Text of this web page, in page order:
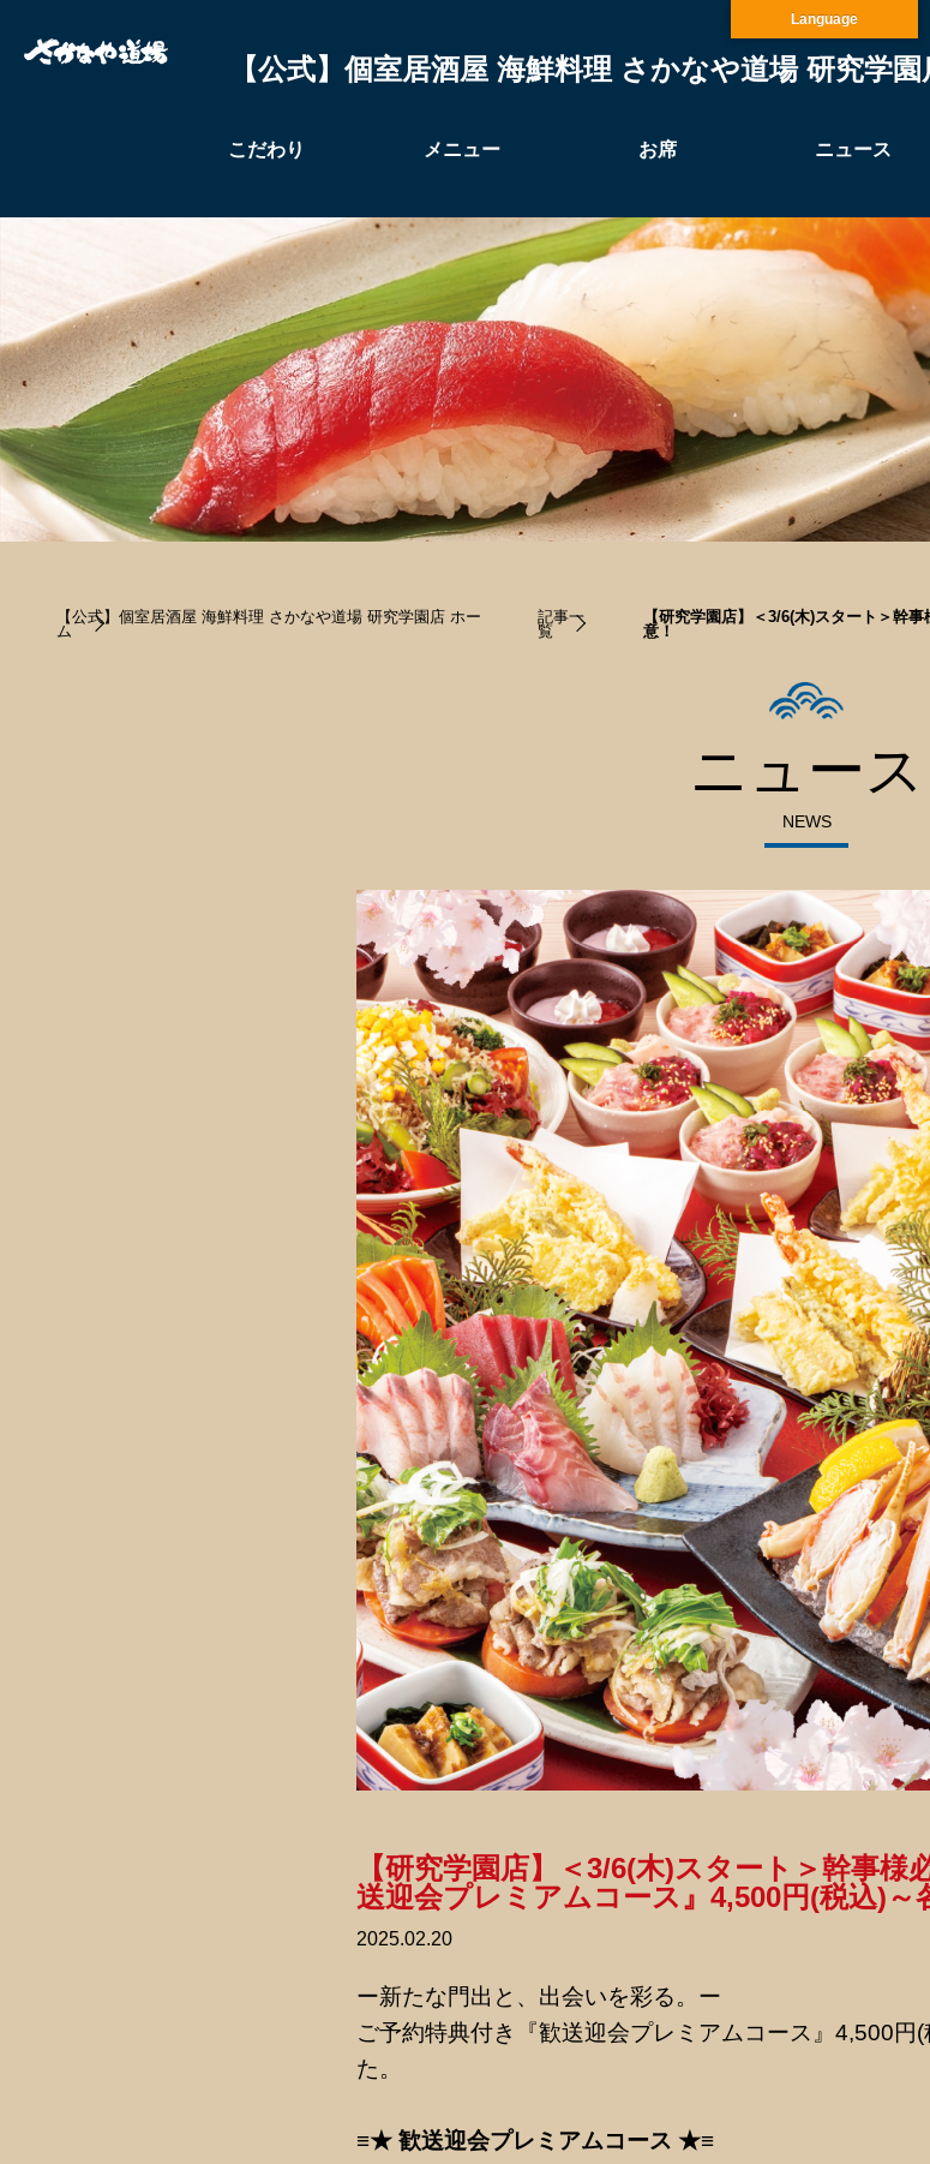
【公式】個室居酒屋 海鮮料理 さかなや道場 研究学園
こだわり メニュー お席 ニュース
【公式】個室居酒屋 海鮮料理 さかなや道場 研究学園店 ホー
ム
記事一
覧
【研究学園店】＜3/6(木)スタート＞幹
意！
ニュース
NEWS
2025.02.20
【研究学園店】＜3/6(木)スタート＞幹事様
送迎会プレミアムコース』4,500円(税込)～
ー新たな門出と、出会いを彩る。ー
ご予約特典付き『歓送迎会プレミアムコース』4,500円
た。
≡★ 歓送迎会プレミアムコース ★≡
Language